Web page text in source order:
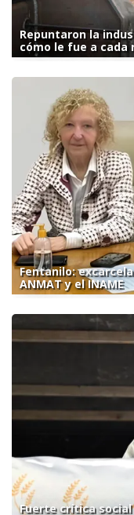
Repuntaron la
cómo le fue a cada
Fentanilo:
ANMAT y el INAME
Fuerte crítica social